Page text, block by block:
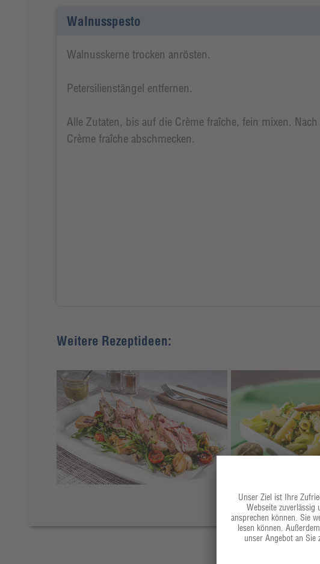
Walnusspesto
Walnusskerne trocken anrösten.
Petersilienstängel entfernen.
Alle Zutaten, bis auf die Crème fraîche, fein mixen.
Crème fraîche abschmecken.
Weitere Rezeptideen: